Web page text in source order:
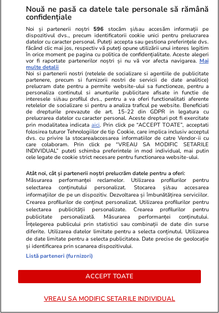
Cutremur în România, joi după-
amiază. Unde s-a produs și ce
magnitudine a avut
UPDATE Zi
judecat
lovitură de
PROMO
Advertorial
Smart is the new chic: Cum ne
ajută tehnologia să ne reinventăm
Advertorial
Înscrie-te
voucher de
PARTENERI
Nouă ne pasă ca datele tale personale să rămână
confidențiale
Noi și partenerii noștri 596 stocăm și/sau accesăm informații pe
dispozitivul dvs., precum identificatorii cookie unici pentru prelucrarea
datelor cu caracter personal. Puteți accepta sau gestiona preferințele dvs.
făcând clic mai jos, respectiv vă puteți opune utilizării unui interes legitim
în orice moment pe pagina cu politica de confidențialitate. Aceste alegeri
vor fi raportate partenerilor noștri și nu vă vor afecta navigarea. Mai
multe detalii
Noi si partenerii nostri (retelele de socializare si agentiile de publicitate
partenere, precum si furnizorii nostri de servicii de date analitice)
prelucram date pentru a permite website-ului sa functioneze, pentru a
personaliza continutul si anunturile publicitare afisate in functie de
interesele si/sau profilul dvs., pentru a va oferi functionalitati aferente
retelelor de socializare si pentru a analiza traficul pe website. Beneficiati
de drepturile prevazute de art. 15-22 din GDPR in legatura cu
prelucrarea datelor cu caracter personal. Aceste drepturi pot fi exercitate
prin modalitatea indicataaici. Prin click pe “ACCEPT TOATE”, acceptati
folosirea tuturor Tehnologiilor de tip Cookie, care implica inclusiv acceptul
dvs. cu privire la stocarea/accesarea informatiilor de catre Vendor-ii cu
care colaboram. Prin click pe “VREAU SA MODIFIC SETARILE
INDIVIDUAL” puteti schimba preferintele in mod individual, mai putin
cele legate de cookie strict necesare pentru functionarea website-ului.
Atât noi, cât și partenerii noștri prelucrăm datele pentru a oferi:
Măsurarea performanței reclamelor. Utilizarea profilurilor pentru
selectarea conținutului personalizat. Stocarea și/sau accesarea
informațiilor de pe un dispozitiv. Dezvoltarea și îmbunătățirea serviciilor.
Crearea profilurilor de conținut personalizat. Utilizarea profilurilor pentru
selectarea publicității personalizate. Crearea profilurilor pentru
publicitate personalizată. Măsurarea performanței conținutului.
Înțelegerea publicului prin statistici sau combinații de date din surse
diferite. Utilizarea datelor limitate pentru a selecta conținutul. Utilizarea
de date limitate pentru a selecta publicitatea. Date precise de geolocație
și identificarea prin scanarea dispozitivului.
Listă parteneri (furnizori)
ACCEPT TOATE
VREAU SA MODIFIC SETARILE INDIVIDUAL